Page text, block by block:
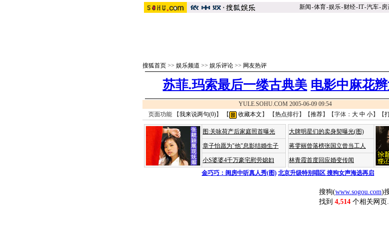
新闻-体育-娱乐-财经-IT-汽车-房
搜狐首页 >> 娱乐频道 >> 娱乐评论 >> 网友热评
苏菲.玛索最后一缕古典美 电影中麻花
YULE.SOHU.COM 2005-06-09 09:54
页面功能 【我来说两句(0)】 【 收藏本文 】 【热点排行】【推荐】【字体： 大 中 小】【
图:关咏荷产后家庭照首曝光
章子怡愿为"他"息影结婚生子
小S婆婆4千万豪宅慰劳媳妇
大牌明星们的卖身契曝光(图)
蒋雯丽曾落榜张国立曾当工人
林青霞首度回应婚变传闻
金巧巧：闺房中听真人秀(图) 北京升级特别唱区 搜狗女声海选再启
搜狗(www.sogou.com)
找到 4,514 个相关网页.